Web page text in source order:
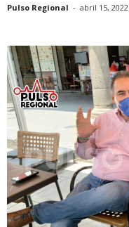
Pulso Regional - abril 15, 2022